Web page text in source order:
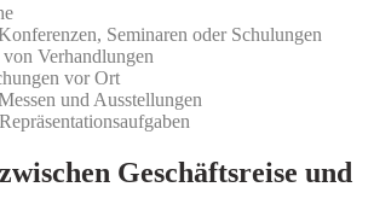
Seminaren oder Schulungen
Verhandlungen
vor Ort
und Ausstellungen
Geschäftsreise und